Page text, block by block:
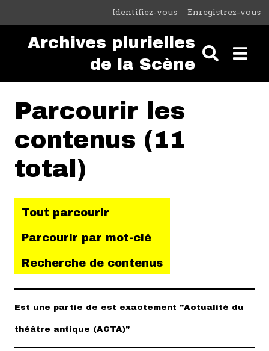
Passer au contenu principal
Identifiez-vous Enregistrez-vous
Archives plurielles
de la Scène
Parcourir les
contenus (11
total)
Tout parcourir
Parcourir par mot-clé
Recherche de contenus
Est une partie de est exactement "Actualité du
théâtre antique (ACTA)"